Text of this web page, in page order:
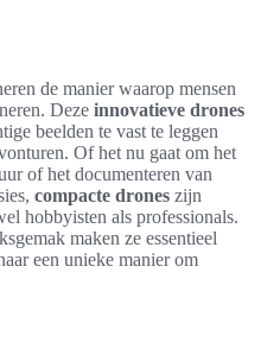
de manier waarop mensen
Deze innovatieve drones
beelden te vast te leggen
Of het nu gaat om het
of het documenteren van
compacte drones zijn
hobbyisten als professionals.
maken ze essentieel
een unieke manier om